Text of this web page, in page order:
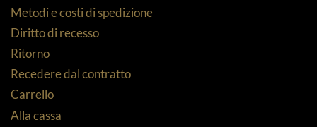
Metodi e costi di spedizione
Diritto di recesso
Ritorno
Recedere dal contratto
Carrello
Alla cassa